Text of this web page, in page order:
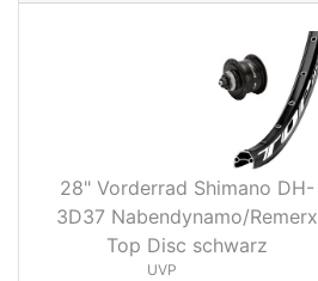
28" Vorderrad Shimano DH-
3D37 Nabendynamo/Remerx
Top Disc schwarz
UVP